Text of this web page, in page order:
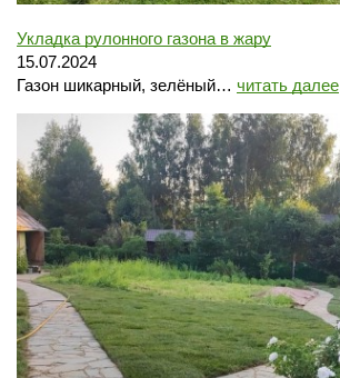
Укладка рулонного газона в жару
15.07.2024
Газон шикарный, зелёный… читать далее